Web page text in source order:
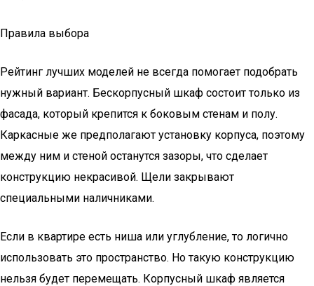
Правила выбора
Рейтинг лучших моделей не всегда помогает подобрать
нужный вариант. Бескорпусный шкаф состоит только из
фасада, который крепится к боковым стенам и полу.
Каркасные же предполагают установку корпуса, поэтому
между ним и стеной останутся зазоры, что сделает
конструкцию некрасивой. Щели закрывают
специальными наличниками.
Если в квартире есть ниша или углубление, то логично
использовать это пространство. Но такую конструкцию
нельзя будет перемещать. Корпусный шкаф является